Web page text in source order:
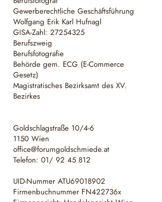
Gewerberechtliche Geschäftsführung
Wolfgang Erik Karl Hufnagl
GISA-Zahl: 27254325
Berufszweig
Berufsfotografie
Behörde gem. ECG (E-Commerce
Gesetz)
Magistratisches Bezirksamt des XV.
Bezirkes
Goldschlagstraße 10/4-6
1150 Wien
office@forumgoldschmiede.at
Telefon: 01/ 92 45 812
UID-Nummer ATU69018902
Firmenbuchnummer FN422736x